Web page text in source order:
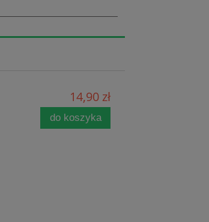
14,90 zł
do koszyka